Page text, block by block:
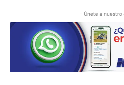
- Únete a nuestro